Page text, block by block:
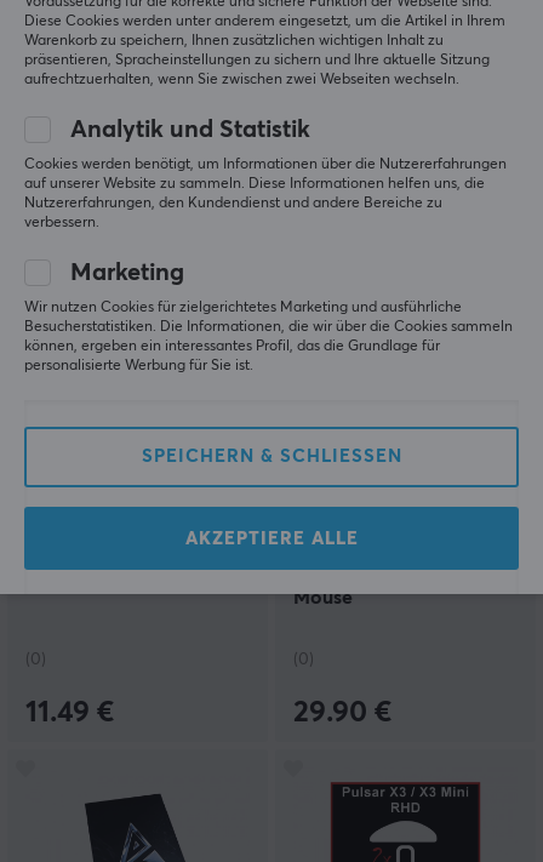
Corepad
Origin One X Wireless
Ultralight
(2)
6.84 €
Pwnage
Mouse Skates
(2)
Obsidian Mouse Skates
für Ninjutso Sora
(0)
11.49 €
(Type-C) Skates für
ZywOo The Chosen
Mouse
(0)
29.90 €
Diese Cookies werden unter anderem eingesetzt, um die Artikel in Ihrem
Warenkorb zu speichern, Ihnen zusätzlichen wichtigen Inhalt zu
präsentieren, Spracheinstellungen zu sichern und Ihre aktuelle Sitzung
aufrechtzuerhalten, wenn Sie zwischen zwei Webseiten wechseln.
Analytik und Statistik
Cookies werden benötigt, um Informationen über die Nutzererfahrungen
auf unserer Website zu sammeln. Diese Informationen helfen uns, die
Nutzererfahrungen, den Kundendienst und andere Bereiche zu
verbessern.
Marketing
Wir nutzen Cookies für zielgerichtetes Marketing und ausführliche
Besucherstatistiken. Die Informationen, die wir über die Cookies sammeln
können, ergeben ein interessantes Profil, das die Grundlage für
personalisierte Werbung für Sie ist.
SPEICHERN & SCHLIESSEN
AKZEPTIERE ALLE